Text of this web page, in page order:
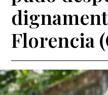
01 8000-
226
SOBRE LA UBPD
Misión y visión
Directora general
Organigrama y
Glosario de la
TRANSPARENCIA
SERVICIO AL
Sedes de la Unidad
PARTICIPA
Florencia